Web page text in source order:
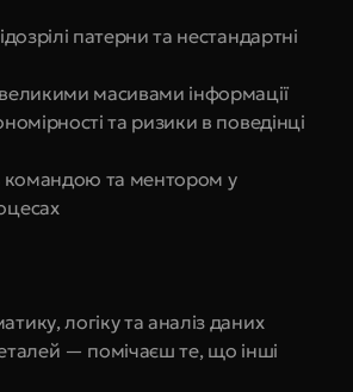
патерни та нестандартні
масивами інформації
та ризики в поведінці
командою та ментором у
логіку та аналіз даних
— помічаєш те, що інші